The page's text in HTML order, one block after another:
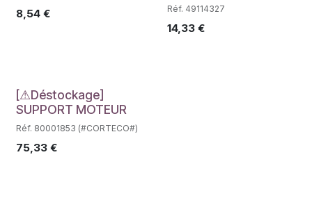
8,54 € Réf. 49114327
14,33€
Déstockage
[⚠Déstockage]
SUPPORT MOTEUR
Réf. 80001853 (#CORTECO#)
75,33 €